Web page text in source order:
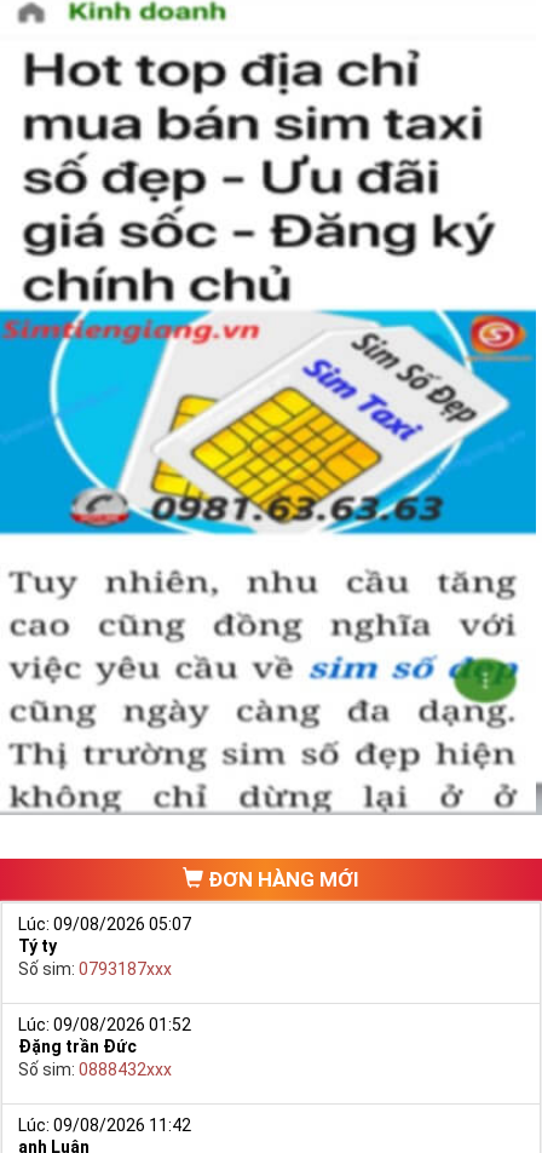
ĐƠN HÀNG MỚI
Lúc: 09/08/2026 05:07
Tý ty
Số sim: 0793187xxx
Lúc: 09/08/2026 01:52
Đặng trần Đức
Số sim: 0888432xxx
Lúc: 09/08/2026 11:42
anh Luân